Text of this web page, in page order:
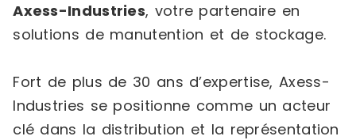
Axess-Industries, votre partenaire en
solutions de manutention et de stockage.
Fort de plus de 30 ans d’expertise, Axess-
Industries se positionne comme un acteur
clé dans la distribution et la représentation